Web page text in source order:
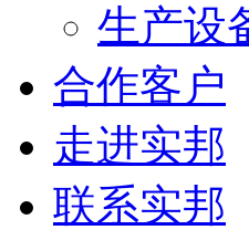
生产设
合作客户
走进实邦
联系实邦